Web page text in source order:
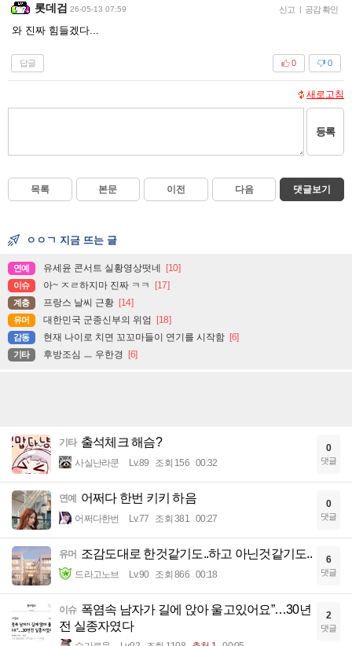
롯데검 26-05-13 07:59 신고 | 공감 확인
와 진짜 힘들겠다...
답글 0
0
새로고침
등록
목록 본문 이전 다음 댓글보기
ㅇㅇㄱ 지금 뜨는 글
연예 유세윤 콘서트 실황영상떳네 [10]
이슈 아~ ㅈㄹ하지마 진짜 ㅋㅋ [17]
계층 프랑스 날씨 근황 [14]
유머 대한민국 군종신부의 위엄 [18]
감동 현재 나이로 치면 꼬꼬마들이 연기를 시작함 [6]
기타 후방조심 ㅡ 우한경 [6]
기타 출석체크 해슴?
사실난라쿤 Lv.89 조회 156 00:32
0
댓글
연예 어쩌다 한번 키키 하음
어쩌다한번 Lv.77 조회 381 00:27
0
댓글
유머 조감도대로 한것같기도..하고 아닌것같기도..
드라고노브 Lv.90 조회 866 00:18
6
댓글
이슈 폭염속 남자가 길에 앉아 울고있어요”…30년
전 실종자였다
2
댓글